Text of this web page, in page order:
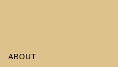
ABOUT